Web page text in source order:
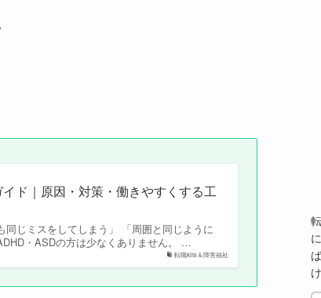
転職kira＆障害福祉
ド｜原因・対策・働きやすくする工
同じミスをしてしまう」 「周囲と同じように
・ASDの方は少なくありません。 …